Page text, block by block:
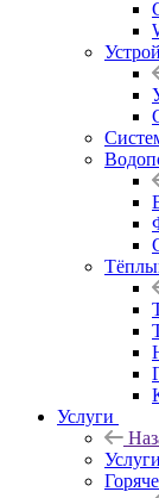
Услуги
Услуги